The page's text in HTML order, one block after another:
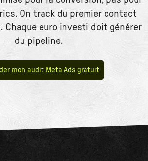
On track du premier contact
Chaque euro investi doit générer
du pipeline.
mon audit Meta Ads gratuit